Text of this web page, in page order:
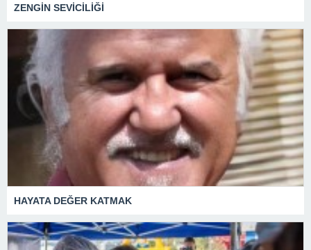
ZENGİN SEVİCİLİĞİ
HAYATA DEĞER KATMAK